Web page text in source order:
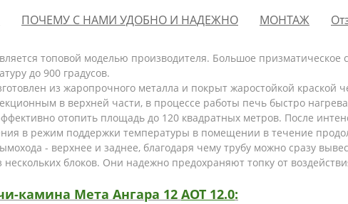
ПОЧЕМУ С НАМИ УДОБНО И НАДЕЖНО МОНТАЖ
топовой моделью производителя. Большое призматическое
до 900 градусов.
из жаропрочного металла и покрыт жаростойкой краской
в верхней части, в процессе работы печь быстро
отопить площадь до 120 квадратных метров. После
в режим поддержки температуры в помещении в течение
- верхнее и заднее, благодаря чему трубу можно сразу
блоков. Они надежно предохраняют топку от
камина Мета Ангара 12 АОТ 12.0: